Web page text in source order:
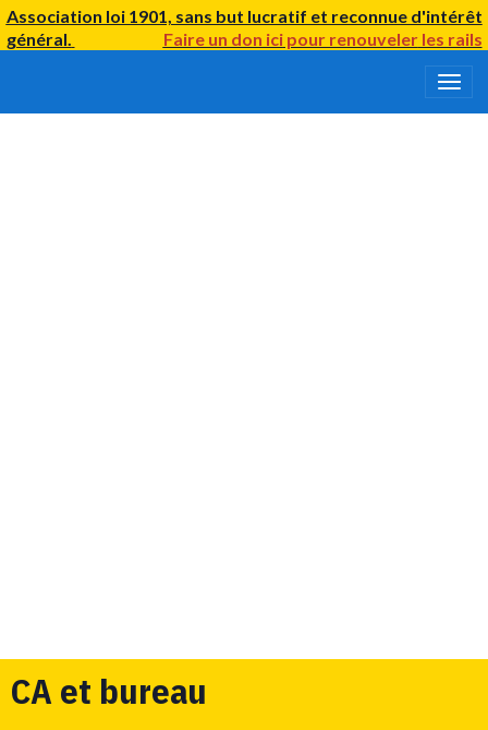
Association loi 1901, sans but lucratif et reconnue d'intérêt
général.
Faire un don icipour renouvelerles rails
CA et bureau